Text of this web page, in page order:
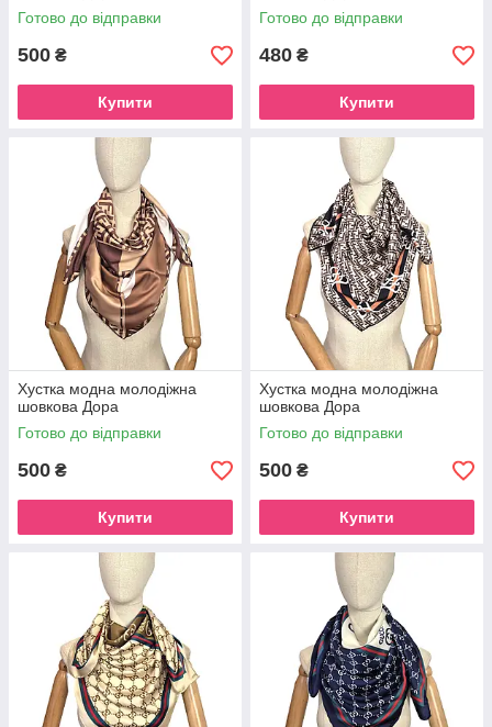
Готово до відправки
500 ₴
Купити
Готово до відправки
480 ₴
Купити
Хустка модна молодіжна
шовкова Дора
Готово до відправки
500 ₴
Купити
Хустка модна молодіжна
шовкова Дора
Готово до відправки
500 ₴
Купити